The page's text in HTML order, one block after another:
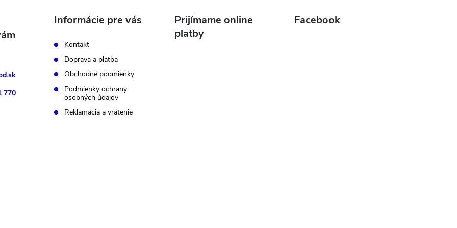
770
Informácie pre vás
Kontakt
Doprava a platba
Obchodné podmienky
Podmienky ochrany
osobných údajov
Reklamácia a vrátenie
Prijímame online
platby
Facebook